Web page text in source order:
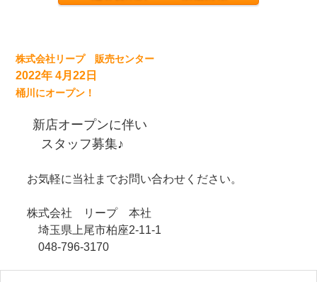
株式会社リープ 販売センター
2022年 4月22日
桶川にオープン！
新店オープンに伴い
スタッフ募集♪
お気軽に当社までお問い合わせください。
株式会社 リープ 本社
埼玉県上尾市柏座2-11-1
048-796-3170